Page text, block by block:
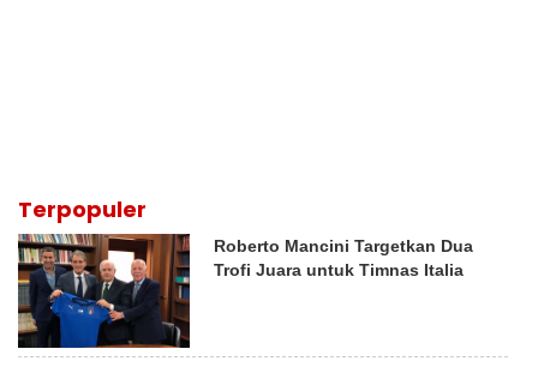
Terpopuler
Roberto Mancini Targetkan Dua
Trofi Juara untuk Timnas Italia